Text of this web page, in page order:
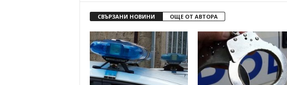
СВЪРЗАНИ НОВИНИ ОЩЕ ОТ АВТОРА